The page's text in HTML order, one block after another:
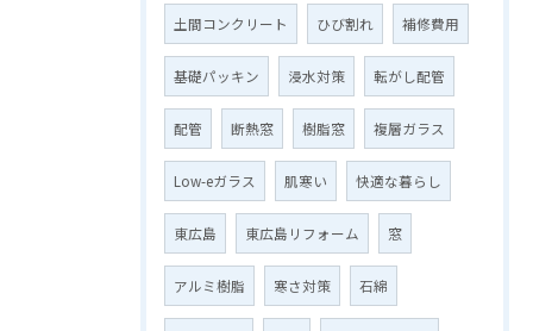
土間コンクリート ひび割れ 補修費用
基礎パッキン 浸水対策 転がし配管
配管 断熱窓 樹脂窓 複層ガラス
Low-eガラス 肌寒い 快適な暮らし
東広島 東広島リフォーム 窓
アルミ樹脂 寒さ対策 石綿